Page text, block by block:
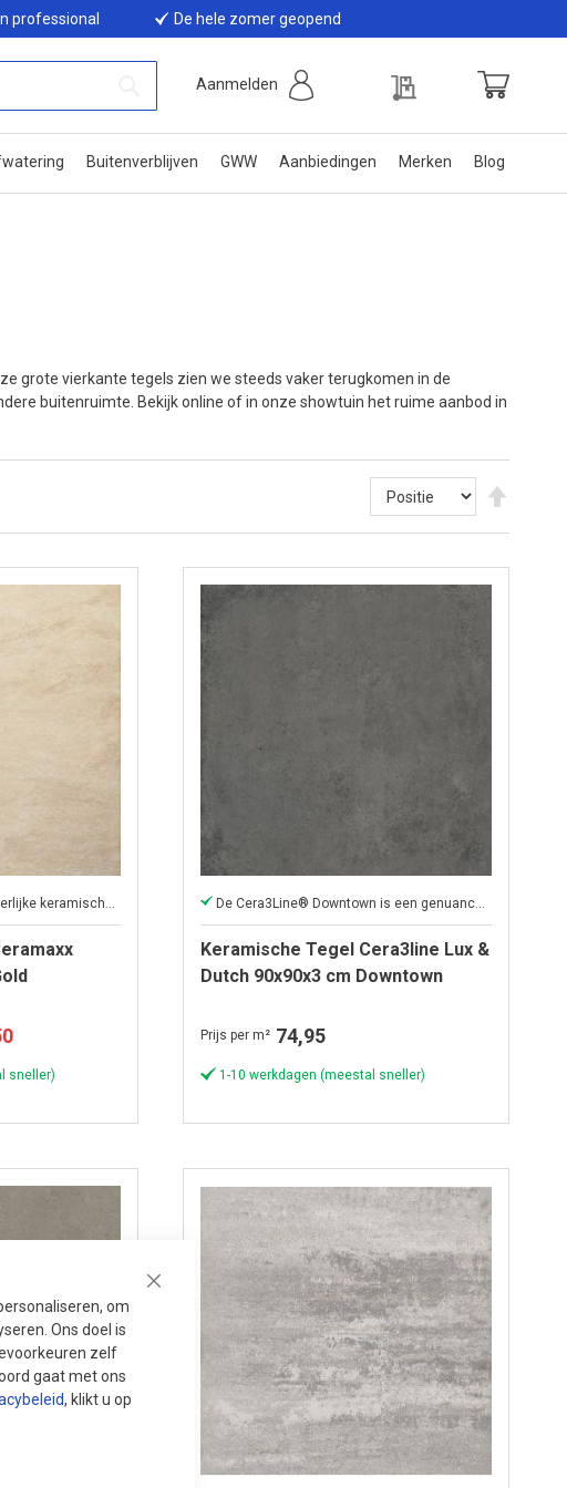
om
Ons doel is
zelf
gaat met ons
, klikt u op
professional De hele zomer geopend
Aanmelden
Buitenverblijven GWW Aanbiedingen Merken Blog
grote vierkante tegels zien we steeds vaker terugkomen in de
buitenruimte. Bekijk online of in onze showtuin het ruime aanbod in
laag
sneller)
Keramische Tegel Cera3line Lux &
Dutch 90x90x3 cm Downtown
Prijs per m² 74,95
1-10 werkdagen (meestal sneller)